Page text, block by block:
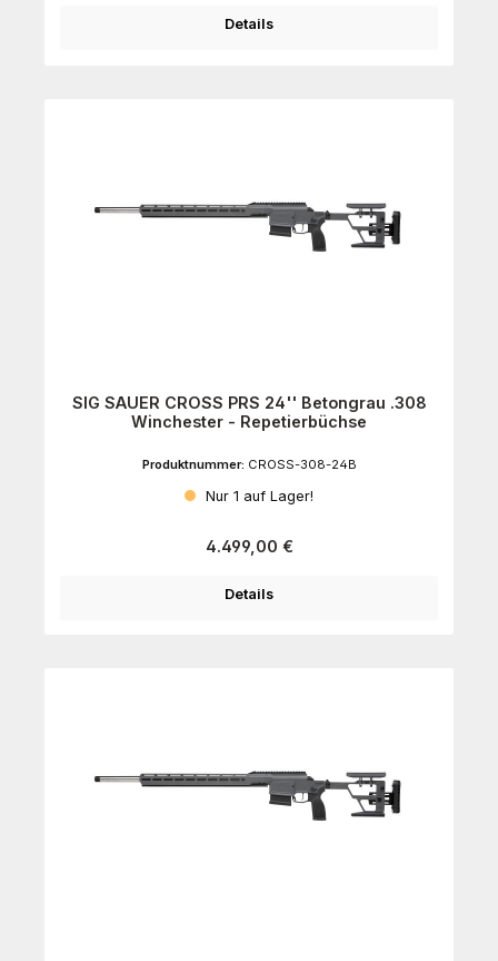
Details
SIG SAUER CROSS PRS 24'' Betongrau .308
Winchester - Repetierbüchse
Produktnummer: CROSS-308-24B
Nur 1 auf Lager!
Regulärer Preis:
4.499,00 €
Details